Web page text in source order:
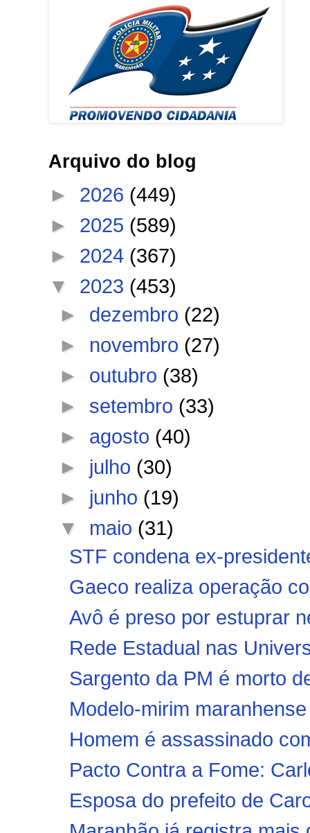
Arquivo do blog
► 2026 (449)
► 2025 (589)
► 2024 (367)
▼ 2023 (453)
► dezembro (22)
► novembro (27)
► outubro (38)
► setembro (33)
► agosto (40)
► julho (30)
► junho (19)
▼ maio (31)
STF condena ex-
Gaeco realiza operação
Avô é preso por estuprar
Rede Estadual nas
Sargento da PM é morto
Modelo-mirim
Homem é assassinado
Pacto Contra a Fome:
Esposa do prefeito de